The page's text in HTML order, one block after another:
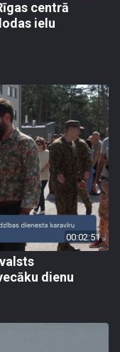
centrā
ielu
00:02:51
dienu